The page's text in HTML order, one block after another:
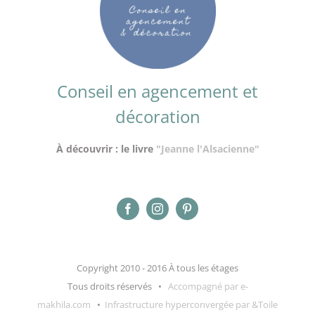
Conseil en agencement et
décoration
À découvrir : le livre "Jeanne l'Alsacienne"
Copyright 2010 - 2016 À tous les étages
Tous droits réservés • Accompagné par e-
makhila.com • Infrastructure hyperconvergée par &Toile